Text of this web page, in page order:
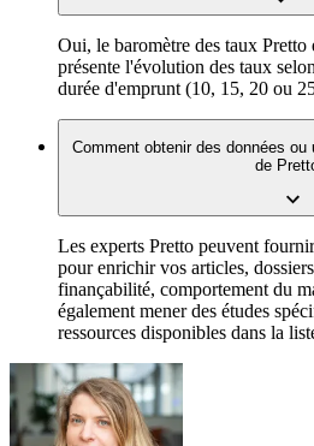
Oui, le baromètre des taux Pretto
présente l'évolution des taux
durée d'emprunt (10, 15, 20 ou
Comment obtenir des données ou
de
Les experts Pretto peuvent
pour enrichir vos articles,
finançabilité, comportement du
également mener des études
ressources disponibles dans la